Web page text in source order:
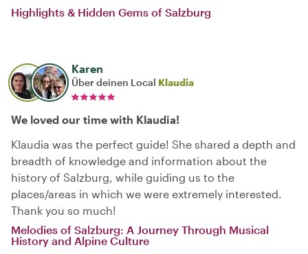
Highlights & Hidden Gems of Salzburg
Karen
Über deinen Local Klaudia
We loved our time with Klaudia!
Klaudia was the perfect guide! She shared a depth and
breadth of knowledge and information about the
history of Salzburg, while guiding us to the
places/areas in which we were extremely interested.
Thank you so much!
Melodies of Salzburg: A Journey Through Musical
History and Alpine Culture